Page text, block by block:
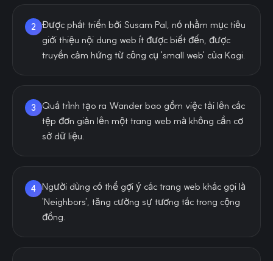
2
Được phát triển bởi Susam Pal, nó nhằm mục tiêu
giới thiệu nội dung web ít được biết đến, được
truyền cảm hứng từ công cụ 'small web' của Kagi.
3
Quá trình tạo ra Wander bao gồm việc tải lên các
tệp đơn giản lên một trang web mà không cần cơ
sở dữ liệu.
4 Người dùng có thể gợi ý các trang web khác gọi là
'Neighbors', tăng cường sự tương tác trong cộng
đồng.